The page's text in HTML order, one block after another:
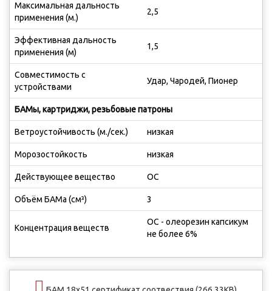
Максимальная дальность
применения (м.)
2,5
Эффективная дальность
применения (м)
1,5
Совместимость с
устройствами
Удар, Чародей, Пионер
БАМы, картриджи, резьбовые патроны
Ветроустойчивость (м./сек.) низкая
Морозостойкость низкая
Действующее вещество OC
Объём БАМа (см³) 3
Концентрация веществ
ОС - олеорезин капсикум
не более 6%